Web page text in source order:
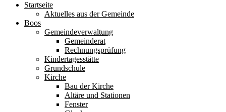
Startseite
Aktuelles aus der Gemeinde
Boos
Gemeindeverwaltung
Gemeinderat
Rechnungsprüfung
Kindertagesstätte
Grundschule
Kirche
Bau der Kirche
Altäre und Stationen
Fenster